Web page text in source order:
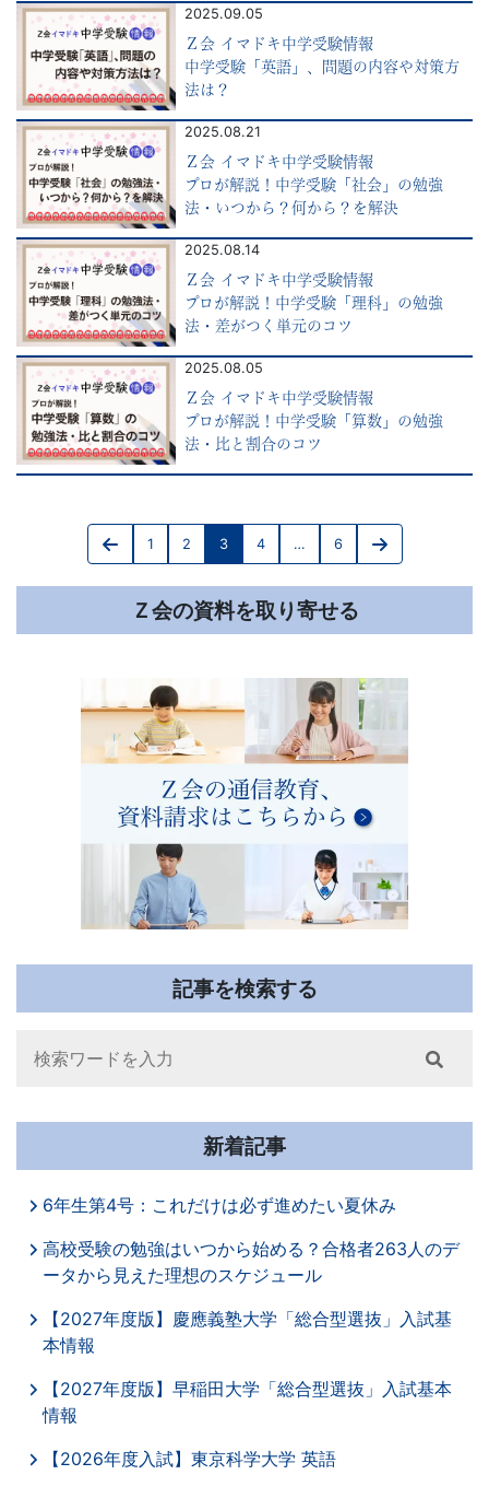
Ｚ
会
な
ら
で
は
の
報
載
の
ビ」。
受
生
の
不
解
消・
2025.09.05
Ｚ会 イマドキ中学受験情報
中学受験「英語」、問題の内容や対策方
法は？
2025.08.21
Ｚ会 イマドキ中学受験情報
プロが解説！中学受験「社会」の勉強
法・いつから？何から？を解決
2025.08.14
Ｚ会 イマドキ中学受験情報
プロが解説！中学受験「理科」の勉強
法・差がつく単元のコツ
2025.08.05
Ｚ会 イマドキ中学受験情報
プロが解説！中学受験「算数」の勉強
法・比と割合のコツ
投
稿
の
ペ
ー
ジ
送
り
Previous
Page
1
Page
2
Page
3
Page
4 …
Page
6
Next
Ｚ会の資料を取り寄せる
記事を検索する
Search
新着記事
6年生第4号：これだけは必ず進めたい夏休み
高校受験の勉強はいつから始める？合格者263人のデ
ータから見えた理想のスケジュール
【2027年度版】慶應義塾大学「総合型選抜」入試基
本情報
【2027年度版】早稲田大学「総合型選抜」入試基本
情報
【2026年度入試】東京科学大学 英語